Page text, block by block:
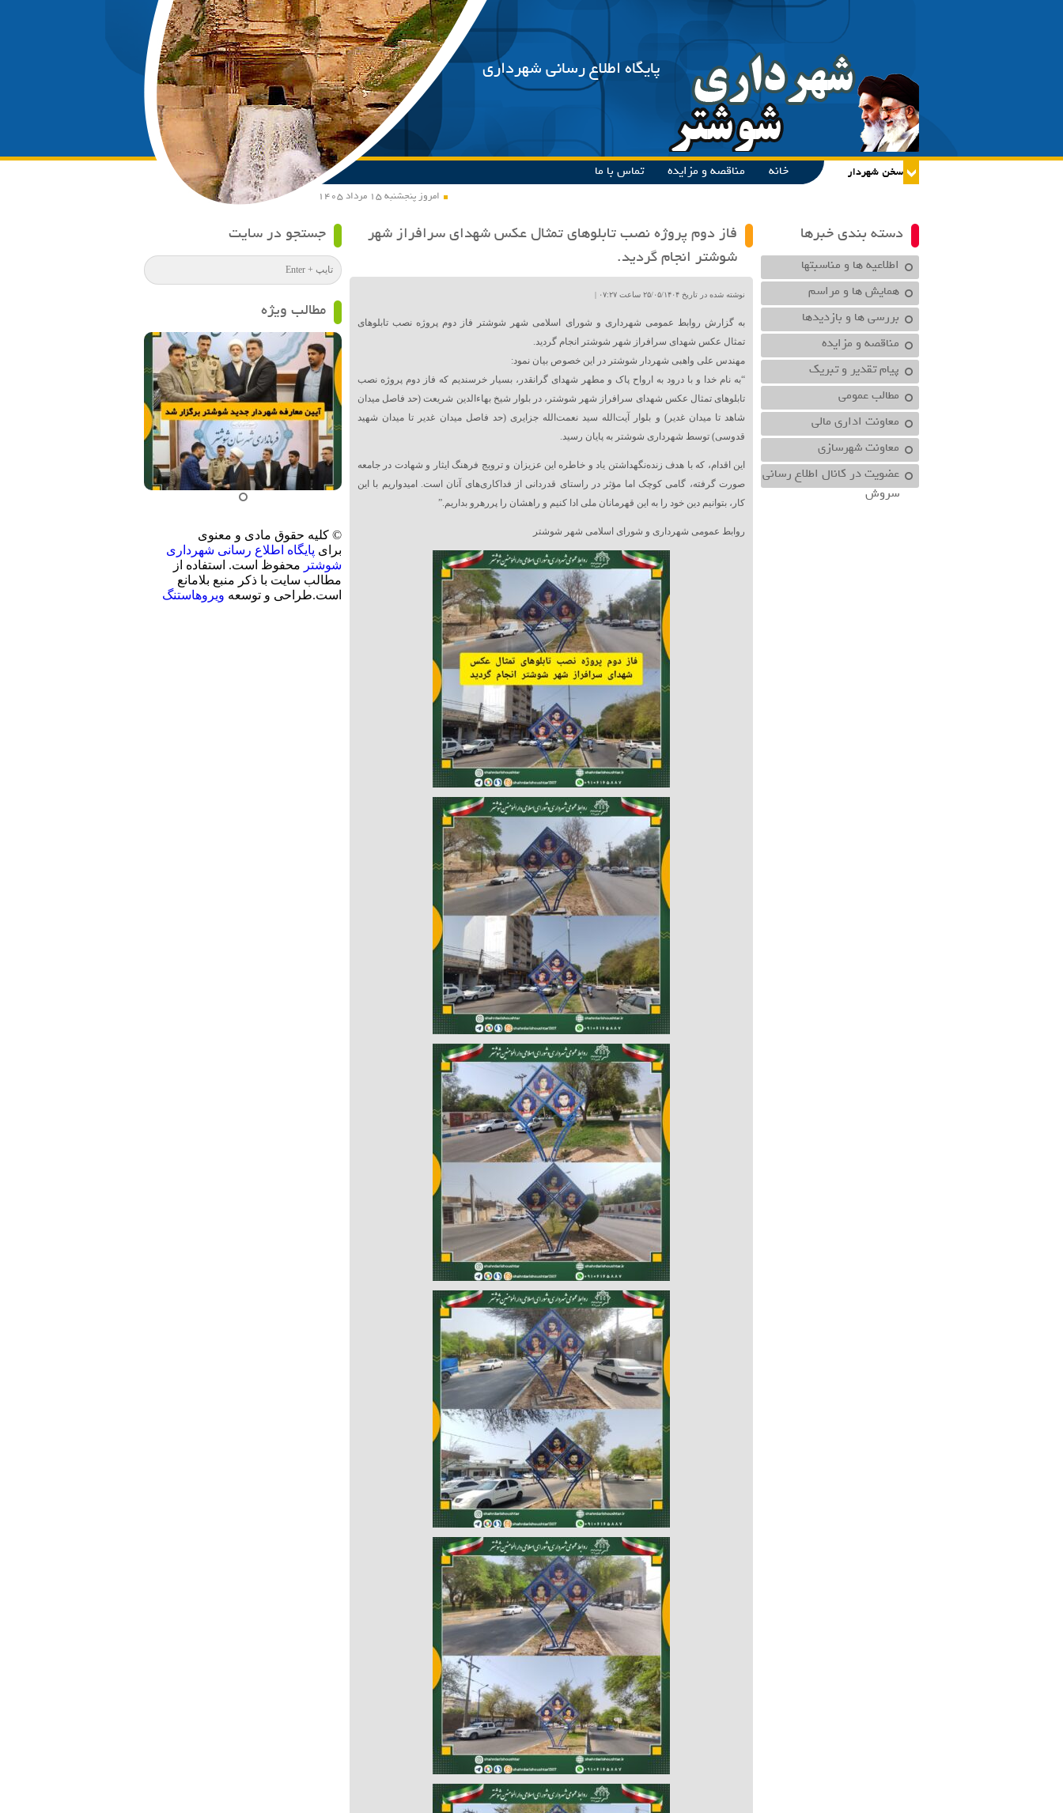
پایگاه اطلاع رسانی شهرداری
امروز پنجشنبه ۱۵ مرداد ۱۴۰۵
خانه مناقصه و مزایده تماس با ما
دسته بندی خبرها
اطلاعیه ها و مناسبتها
همایش ها و مراسم
بررسی ها و بازدیدها
مناقصه و مزایده
پیام تقدیر و تبریک
مطالب عمومی
معاونت اداري مالي
معاونت شهرسازي
عضویت در کانال اطلاع رسانی
سروش
فاز دوم پروژه نصب تابلوهای تمثال عکس‌ شهدای سرافراز شهر
شوشتر انجام گردید.
نوشته شده در تاریخ ۲۵/۰۵/۱۴۰۴ ساعت ۰۷:۲۷ |
به گزارش روابط عمومی شهرداری و شورای اسلامی شهر شوشتر فاز دوم پروژه نصب تابلوهای
تمثال عکس‌ شهدای سرافراز شهر شوشتر انجام گردید.
مهندس علی واهبی شهردار شوشتر در این خصوص بیان نمود:
“به نام خدا و با درود به ارواح پاک و مطهر شهدای گرانقدر، بسیار خرسندیم که فاز دوم پروژه نصب
تابلوهای تمثال عکس‌ شهدای سرافراز شهر شوشتر، در بلوار شیخ بهاءالدین شریعت (حد فاصل میدان
شاهد تا میدان غدیر) و بلوار آیت‌الله سید نعمت‌الله جزایری (حد فاصل میدان غدیر تا میدان شهید
قدوسی) توسط شهرداری شوشتر به پایان رسید.
این اقدام، که با هدف زنده‌نگهداشتن یاد و خاطره این عزیزان و ترویج فرهنگ ایثار و شهادت در جامعه
صورت گرفته، گامی کوچک اما مؤثر در راستای قدردانی از فداکاری‌های آنان است. امیدواریم با این
کار، بتوانیم دین خود را به این قهرمانان ملی ادا کنیم و راهشان را پررهرو بداریم.”
روابط عمومی شهرداری و شورای اسلامی شهر شوشتر
جستجو در سایت
مطالب ویژه
© کلیه حقوق مادی و معنوی
برای پایگاه اطلاع رسانی شهرداری
شوشتر محفوظ است. استفاده از
مطالب سایت با ذکر منبع بلامانع
است.طراحی و توسعه ویروهاستنگ